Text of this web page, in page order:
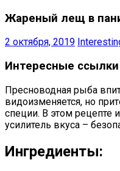
Жареный лещ в
2 октября, 2019
Интересные ссылки
Пресноводная рыба
видоизменяется, но
специи. В этом рецепте
усилитель вкуса –
Ингредиенты: